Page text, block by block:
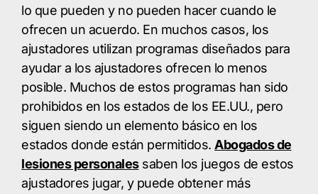
lo que pueden y no pueden hacer cuando le
ofrecen un acuerdo. En muchos casos, los
ajustadores utilizan programas diseñados para
ayudar a los ajustadores ofrecen lo menos
posible. Muchos de estos programas han sido
prohibidos en los estados de los EE.UU., pero
siguen siendo un elemento básico en los
estados donde están permitidos. Abogados de
lesiones personalessaben los juegos de estos
ajustadores jugar, y puede obtener más